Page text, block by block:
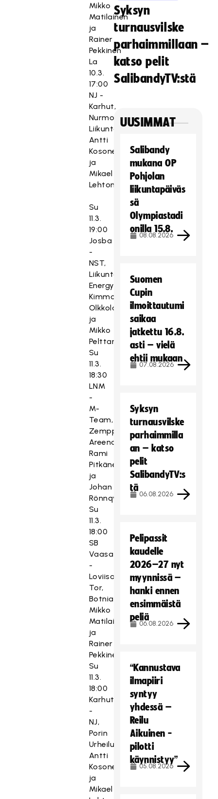
Mikko
Matilainen
ja
Rainer
Pekkinen
La
10.3.
17:00
NJ -
Karhut,
Nurmon
Liikuntahalli,
Antti
Kosonen
ja
Mikael
Lehtonen
Su
11.3.
19:00
Josba
-
NST,
Liikuntakeskus
Energy,
Kimmo
Olkkola
ja
Mikko
Pelttari
Su
11.3.
18:30
LNM
-
M-
Team,
Zemppi
Areena,
Rami
Pitkänen
ja
Johan
Rönnqvist
Su
11.3.
18:00
SB
Vaasa
-
Loviisan
Tor,
Botniahalli,
Mikko
Matilainen
ja
Rainer
Pekkinen
Su
11.3.
18:00
Karhut
-
NJ,
Porin
Urheilutalo,
Antti
Kosonen
ja
Mikael
Syksyn
turnausvilske
parhaimmillaan –
katso pelit
SalibandyTV:stä
UUSIMMAT
Salibandy
mukana OP
Pohjolan
liikuntapäiväs
sä
Olympiastadi
onilla 15.8.
08.08.2026
Suomen
Cupin
ilmoittautumi
saikaa
jatkettu 16.8.
asti – vielä
ehtii mukaan
07.08.2026
Syksyn
turnausvilske
parhaimmilla
an – katso
pelit
SalibandyTV:s
tä
06.08.2026
Pelipassit
kaudelle
2026–27 nyt
myynnissä –
hanki ennen
ensimmäistä
peliä
06.08.2026
“Kannustava
ilmapiiri
syntyy
yhdessä –
Reilu
Aikuinen -
pilotti
käynnistyy”
05.08.2026